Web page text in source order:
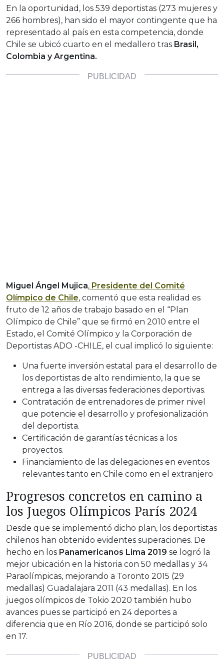
En la oportunidad, los 539 deportistas (273 mujeres y
266 hombres), han sido el mayor contingente que ha
representado al país en esta competencia, donde
Chile se ubicó cuarto en el medallero tras Brasil,
Colombia y Argentina.
Miguel Ángel Mujica, Presidente del Comité
Olímpico de Chile, comentó que esta realidad es
fruto de 12 años de trabajo basado en el “Plan
Olímpico de Chile” que se firmó en 2010 entre el
Estado, el Comité Olímpico y la Corporación de
Deportistas ADO -CHILE, el cual implicó lo siguiente:
Una fuerte inversión estatal para el desarrollo de
los deportistas de alto rendimiento, la que se
entrega a las diversas federaciones deportivas.
Contratación de entrenadores de primer nivel
que potencie el desarrollo y profesionalización
del deportista.
Certificación de garantías técnicas a los
proyectos.
Financiamiento de las delegaciones en eventos
relevantes tanto en Chile como en el extranjero
Progresos concretos en camino a
los Juegos Olímpicos París 2024
Desde que se implementó dicho plan, los deportistas
chilenos han obtenido evidentes superaciones. De
hecho en los Panamericanos Lima 2019 se logró la
mejor ubicación en la historia con 50 medallas y 34
Paraolímpicas, mejorando a Toronto 2015 (29
medallas) Guadalajara 2011 (43 medallas). En los
juegos olímpicos de Tokio 2020 también hubo
avances pues se participó en 24 deportes a
diferencia que en Río 2016, donde se participó solo
en 17.